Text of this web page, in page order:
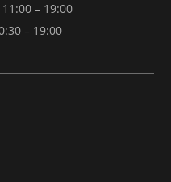
– 19:00
– 19:00